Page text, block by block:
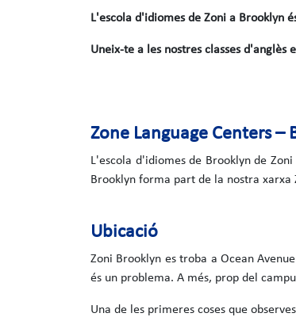
L'escola d'idiomes de Zoni a Brooklyn
Uneix-te a les nostres classes
Zone Language Centers –
L'escola d'idiomes de Brooklyn de
Brooklyn forma part de la nostra xarxa
Ubicació
Zoni Brooklyn es troba a Ocean
és un problema. A més, prop del
Una de les primeres coses que